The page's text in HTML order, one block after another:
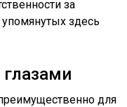
за
здесь
для